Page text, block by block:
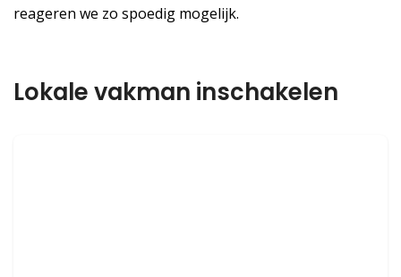
reageren we zo spoedig mogelijk.
Lokale vakman inschakelen